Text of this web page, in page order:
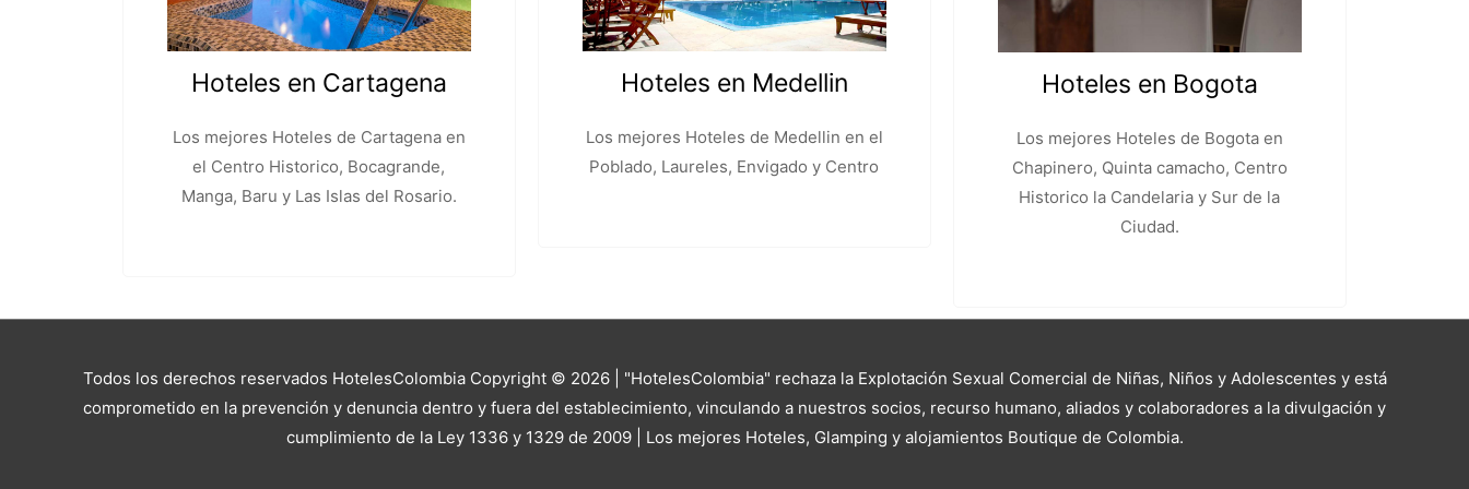
Hoteles en Cartagena
Los mejores Hoteles de Cartagena en
el Centro Historico, Bocagrande,
Manga, Baru y Las Islas del Rosario.
Hoteles en Medellin
Los mejores Hoteles de Medellin en el
Poblado, Laureles, Envigado y Centro
Hoteles en Bogota
Los mejores Hoteles de Bogota en
Chapinero, Quinta camacho, Centro
Historico la Candelaria y Sur de la
Ciudad.
Todos los derechos reservados HotelesColombia Copyright © 2026 | "HotelesColombia" rechaza la Explotación Sexual Comercial de Niñas, Niños y Adolescentes y está
comprometido en la prevención y denuncia dentro y fuera del establecimiento, vinculando a nuestros socios, recurso humano, aliados y colaboradores a la divulgación y
cumplimiento de la Ley 1336 y 1329 de 2009 | Los mejores Hoteles, Glamping y alojamientos Boutique de Colombia.